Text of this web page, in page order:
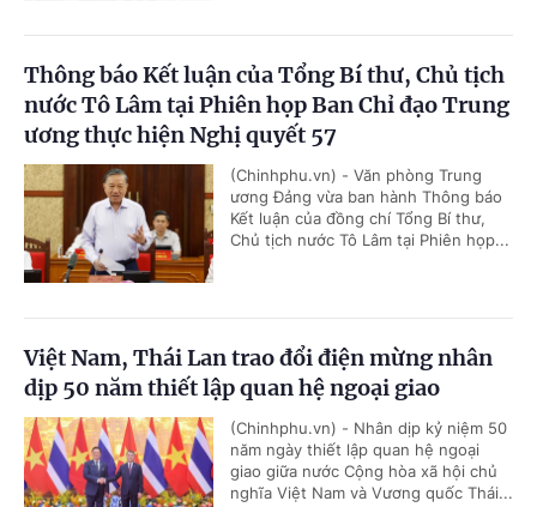
Thông báo Kết luận của Tổng Bí thư, Chủ tịch
nước Tô Lâm tại Phiên họp Ban Chỉ đạo Trung
ương thực hiện Nghị quyết 57
(Chinhphu.vn) - Văn phòng Trung
ương Đảng vừa ban hành Thông báo
Kết luận của đồng chí Tổng Bí thư,
Chủ tịch nước Tô Lâm tại Phiên họp...
Việt Nam, Thái Lan trao đổi điện mừng nhân
dịp 50 năm thiết lập quan hệ ngoại giao
(Chinhphu.vn) - Nhân dịp kỷ niệm 50
năm ngày thiết lập quan hệ ngoại
giao giữa nước Cộng hòa xã hội chủ
nghĩa Việt Nam và Vương quốc Thái...